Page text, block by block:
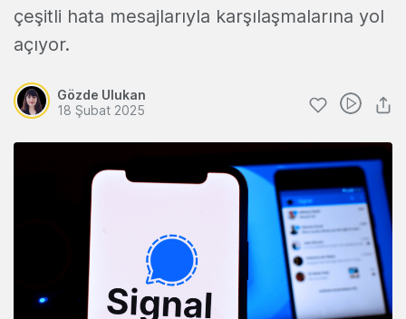
çeşitli hata mesajlarıyla karşılaşmalarına yol
açıyor.
Gözde Ulukan
18 Şubat 2025